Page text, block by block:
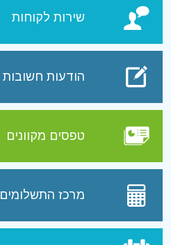
שירות לקוחות
הודעות חשובות
טפסים מקוונים
מרכז התשלומים